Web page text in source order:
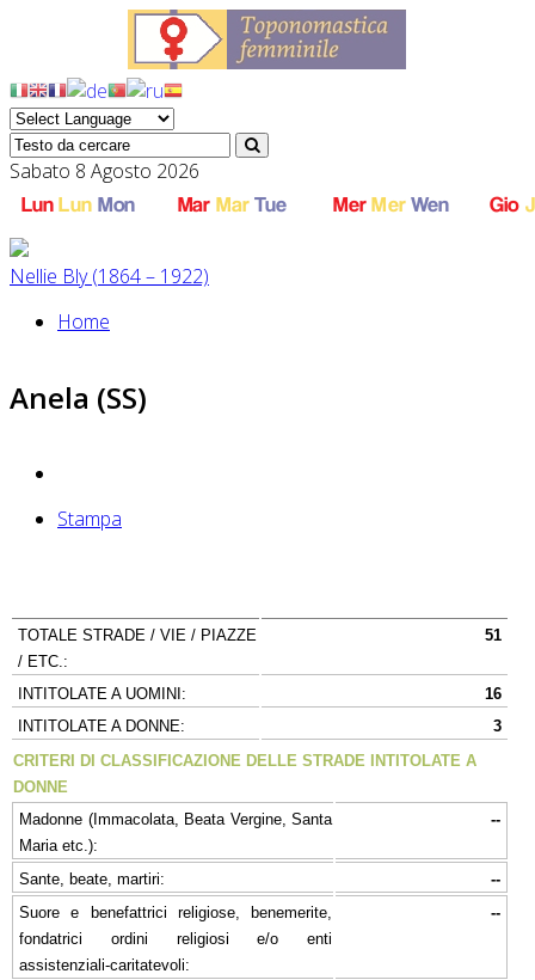
Sabato 8 Agosto 2026
Nellie Bly (1864 – 1922)
Home
Anela (SS)
Stampa
TOTALE STRADE / VIE / PIAZZE
/ ETC.:
51
INTITOLATE A UOMINI:
16
INTITOLATE A DONNE:
3
CRITERI DI CLASSIFICAZIONE DELLE STRADE INTITOLATE A
DONNE
Madonne (Immacolata, Beata Vergine, Santa
Maria etc.):
--
Sante, beate, martiri:
--
Suore e benefattrici religiose, benemerite,
fondatrici ordini religiosi e/o enti
assistenziali-caritatevoli:
--